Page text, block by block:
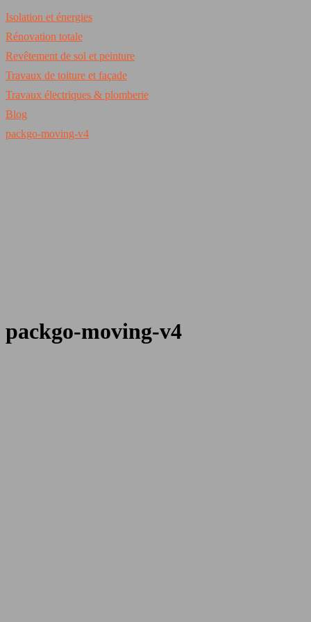
Isolation et énergies
Rénovation totale
Revêtement de sol et peinture
Travaux de toiture et façade
Travaux électriques & plomberie
Blog
packgo-moving-v4
packgo-moving-v4